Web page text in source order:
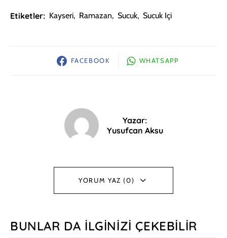
Etiketler: Kayseri, Ramazan, Sucuk, Sucuk Içi
FACEBOOK WHATSAPP
Yazar:
Yusufcan Aksu
YORUM YAZ (0)
BUNLAR DA İLGINIZI ÇEKEBILIR